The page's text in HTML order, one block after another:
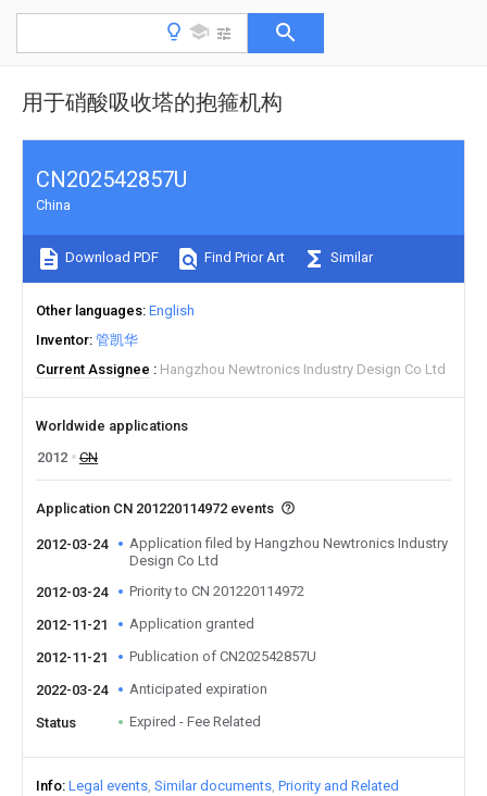
用于硝酸吸收塔的抱箍机构
CN202542857U
China
Download PDF Find Prior Art Similar
Other languages English
Inventor 管凯华
Current Assignee
Hangzhou Newtronics Industry Design Co Ltd
Worldwide applications
2012
CN
Application CN 201220114972 events
2012-03-24
Application filed by Hangzhou Newtronics Industry
Design Co Ltd
2012-03-24
Priority to CN 201220114972
2012-11-21 Application granted
2012-11-21 Publication of CN202542857U
2022-03-24 Anticipated expiration
Status Expired - Fee Related
Info Legal events Similar documents Priority and Related